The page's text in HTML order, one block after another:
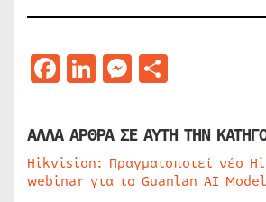
Facebook
LinkedIn
Messenger
ΑΛΛΑ ΑΡΘΡΑ ΣΕ ΑΥΤΗ ΤΗΝ
Hikvision: Πραγματοποιεί νέο
webinar για τα Guanlan AI